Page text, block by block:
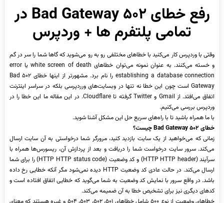
رفع خطای ۵۰۲ Bad Gateway در
تمامی پلتفرم ها + وردپرس
وقتی با وردپرس کار می‌کنید با خطاهای مختلفی رو به رو می‌شوید که گاها شما را سر در گم
و خسته می‌کنند. به عنوان نمونه می‌توان خطاهای white screen of death یا error
establishing a database connection را نام برد. مشهورتر از اینها خطای ۵۰۲ Bad
Gateway است چون این خطا نه تنها در وبسایت‌های ورردپرسی بلکه در سراسر اینترنت
اتفاق می‌افتد. از Gmail و Twitter گرفته تا Cloudflare. در این مقاله ما این خطا را در
وردپرس بررسی می‌کنیم.
با ما همراه باشید تا با راه‌های سریع حل این مشکل آشنا شوید.
خطای ۵۰۲ Bad Gateway
چیست؟
زمانی که می‌خواهید از یک سایت بازدید کنید، مرورگر شما درخواستی به آن سایت ارسال
می‌کند. سرور سایت درخواست شما را دریافت و بعد از پردازش آن، ریسورس‌ها همراه با
سرآیند (HTTP HTTP header) و کد وضعیت (HTTP HTTP status code) را برای شما
ارسال می‌کند. در حالت عادی کد وضعیت HTTP دیده نمی‌شود مگر آنکه خطایی رخ داده
باشد. در واقع سرور با نمایش کد وضعیت به شما می‌گوید که خطایی اتفاق افتاده است و
کدهای دیگری نیز برای تشخیص خطا به آن ضمیمه می‌کند.